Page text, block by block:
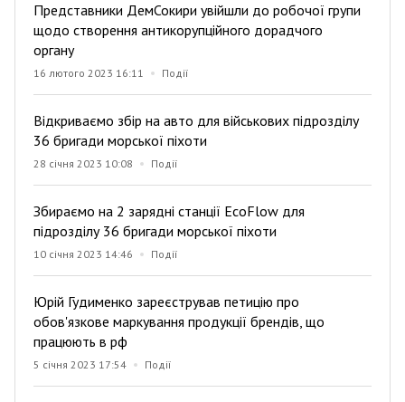
Представники ДемСокири увійшли до робочої групи
щодо створення антикорупційного дорадчого
органу
16 лютого 2023 16:11 Події
Відкриваємо збір на авто для військових підрозділу
36 бригади морської піхоти
28 січня 2023 10:08 Події
Збираємо на 2 зарядні станції EcoFlow для
підрозділу 36 бригади морської піхоти
10 січня 2023 14:46 Події
Юрій Гудименко зареєстрував петицію про
обов'язкове маркування продукції брендів, що
працюють в рф
5 січня 2023 17:54 Події